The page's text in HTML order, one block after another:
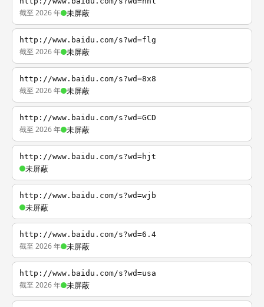
截至 2026 年 未屏蔽
http://www.baidu.com/s?wd=flg
截至 2026 年 未屏蔽
http://www.baidu.com/s?wd=8x8
截至 2026 年 未屏蔽
http://www.baidu.com/s?wd=GCD
截至 2026 年 未屏蔽
http://www.baidu.com/s?wd=hjt
未屏蔽
http://www.baidu.com/s?wd=wjb
未屏蔽
http://www.baidu.com/s?wd=6.4
截至 2026 年 未屏蔽
http://www.baidu.com/s?wd=usa
截至 2026 年 未屏蔽